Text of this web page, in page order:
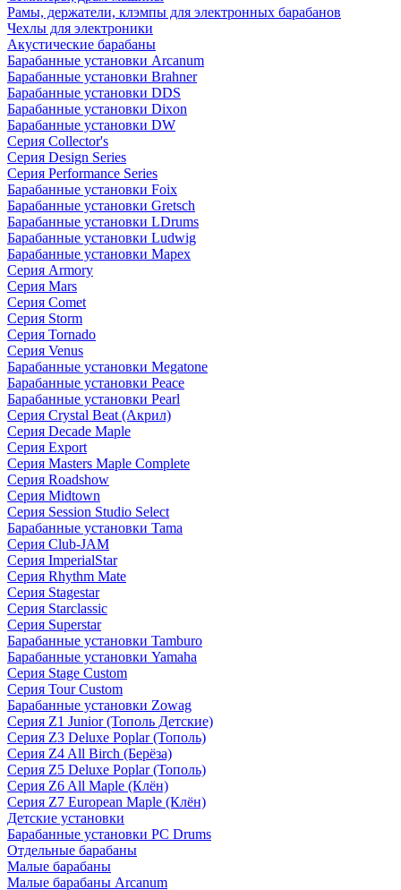
Рамы, держатели, клэмпы для электронных барабанов
Чехлы для электроники
Акустические барабаны
Барабанные установки Arcanum
Барабанные установки Brahner
Барабанные установки DDS
Барабанные установки Dixon
Барабанные установки DW
Серия Collector's
Серия Design Series
Серия Performance Series
Барабанные установки Foix
Барабанные установки Gretsch
Барабанные установки LDrums
Барабанные установки Ludwig
Барабанные установки Mapex
Серия Armory
Серия Mars
Серия Comet
Серия Storm
Серия Tornado
Серия Venus
Барабанные установки Megatone
Барабанные установки Peace
Барабанные установки Pearl
Серия Crystal Beat (Акрил)
Серия Decade Maple
Серия Export
Серия Masters Maple Complete
Серия Roadshow
Серия Midtown
Серия Session Studio Select
Барабанные установки Tama
Серия Club-JAM
Серия ImperialStar
Серия Rhythm Mate
Серия Stagestar
Серия Starclassic
Серия Superstar
Барабанные установки Tamburo
Барабанные установки Yamaha
Серия Stage Custom
Серия Tour Custom
Барабанные установки Zowag
Серия Z1 Junior (Тополь Детские)
Серия Z3 Deluxe Poplar (Тополь)
Серия Z4 All Birch (Берёза)
Серия Z5 Deluxe Poplar (Тополь)
Серия Z6 All Maple (Клён)
Серия Z7 European Maple (Клён)
Детские установки
Барабанные установки PC Drums
Отдельные барабаны
Малые барабаны
Малые барабаны Arcanum